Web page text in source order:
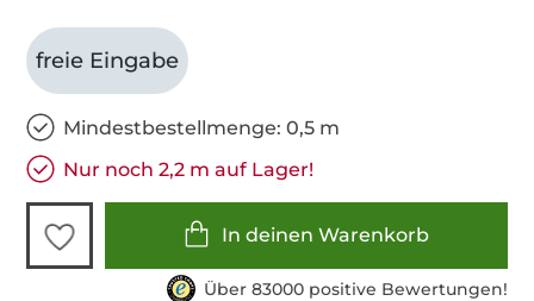
freie Eingabe
Mindestbestellmenge: 0,5 m
Nur noch 2,2 m auf Lager!
In deinen Warenkorb
Über 83000 positive Bewertungen!